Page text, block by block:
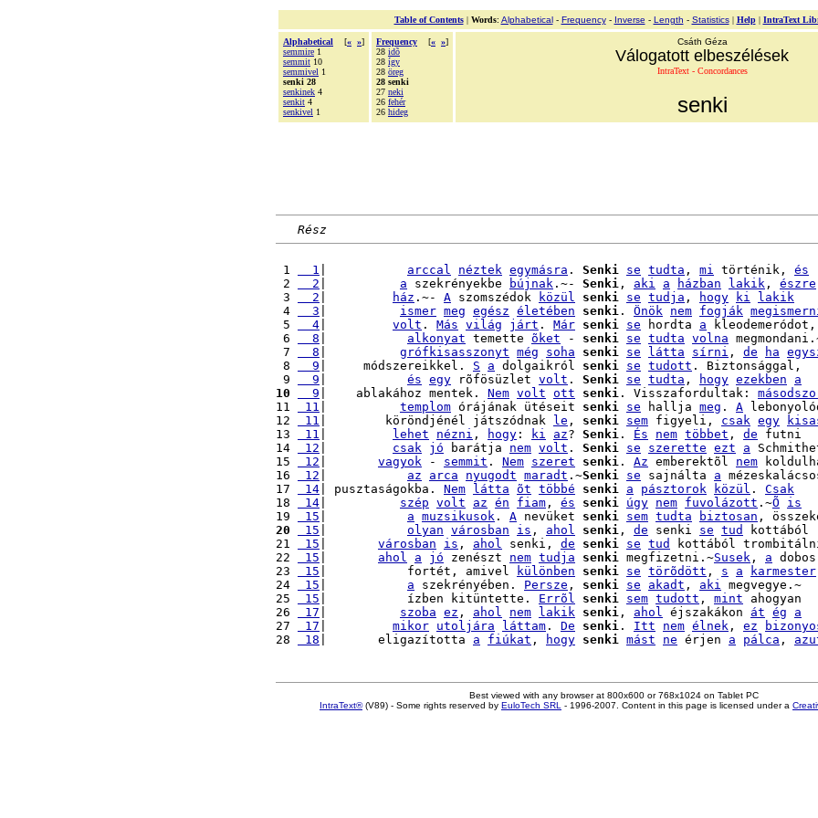
Table of Contents| Words: Alphabetical- Frequency- Inverse - Length - Statistics| Help| IntraText
Alphabetical [« »]
semmire 1
semmit 10
semmivel 1
senki 28
senkinek 4
senkit 4
senkivel 1
Frequency [« »]
28 idõ
28 így
28 öreg
28 senki
27 neki
26 fehér
26 hideg
Csáth Géza
Válogatott elbeszélések
IntraText - Concordances
senki
Rész
1
  1
arccal néztek egymásra . Senki se tudta , mi történik, és
2
  2
a szekrényekbe bújnak .~- Senki , aki a házban lakik , észre
3
  2
ház .~- A szomszédok közül senki se tudja , hogy ki
lakik
4
  3
ismer meg egész életében senki . Önök nem fogják
5
  4
volt . Más világ járt . Már senki se hordta a kleodemeródot,
6
  8
alkonyat temette õket - senki se tudta volna
7
  8
grófkisasszonyt még soha senki se látta sírni , de ha
8
  9
|     módszereikkel. S a dolgaikról senki se tudott . Biztonsággal,
9
  9
és egy rõfösüzlet volt . Senki se tudta , hogy ezekben
a
10
  9
|    ablakához mentek. Nem volt ott senki . Visszafordultak:
11
11 templom órájának ütéseit senki se hallja meg . A
12
11 |        köröndjénél játszódnak le , senki sem figyeli, csak egy
13
11 lehet nézni , hogy : ki az? Senki . És nem többet , de futni
14
12 csak jó barátja nem volt . Senki se szerette ezt a
15
12 vagyok - semmit . Nem szeret senki . Az emberektõl nem
16
12 az arca nyugodt maradt .~Senki se sajnálta a
17
14 | pusztaságokba. Nem látta õt többé senki a pásztorok közül . Csak
18
14 szép volt az én fiam , és senki úgy nem fuvolázott .~Õ
is
19
15 a muzsikusok . A nevüket senki sem tudta biztosan
20
15 olyan városban is , ahol senki , de senki se tud
kottából
21
15 városban is , ahol senki, de senki se tud
kottából
22
15 ahol a jó zenészt nem tudja senki megfizetni.~Susek , a
23
15 |           fortét, amivel különben senki se törõdött , s a
karmester
24
15 a szekrényében. Persze , senki se akadt , aki megvegye.~
25
15 |           ízben kitüntette. Errõl senki sem tudott , mint ahogyan
26
17 szoba ez , ahol nem lakik senki , ahol éjszakákon át ég
a
27
17 mikor utoljára láttam . De senki . Itt nem élnek , ez
28
18 |       eligazította a fiúkat , hogy senki mást ne érjen a pálca ,
Best viewed with any browser at 800x600 or 768x1024 on Tablet PC
IntraText®(V89) - Some rights reserved by EuloTech SRL - 1996-2007. Content in this page is licensed under a